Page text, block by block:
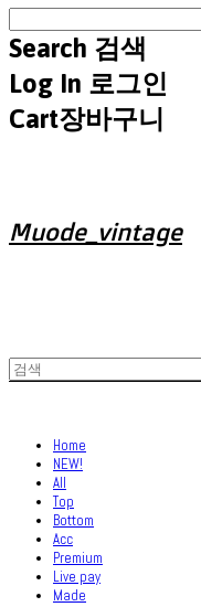
Search 검색
Log In 로그인
Cart장바구니
Muode_vintage
Home
NEW!
All
Top
Bottom
Acc
Premium
Live pay
Made